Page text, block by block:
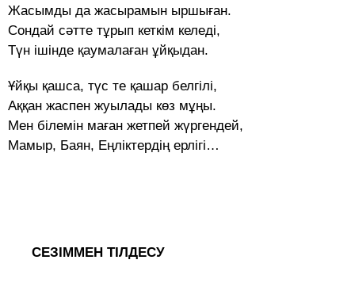
Жасымды да жасырамын ыршыған.
Сондай сәтте тұрып кеткім келеді,
Түн ішінде қаумалаған ұйқыдан.
Ұйқы қашса, түс те қашар белгілі,
Аққан жаспен жуылады көз мұңы.
Мен білемін маған жетпей жүргендей,
Мамыр, Баян, Еңліктердің ерлігі…
СЕЗІММЕН ТІЛДЕСУ